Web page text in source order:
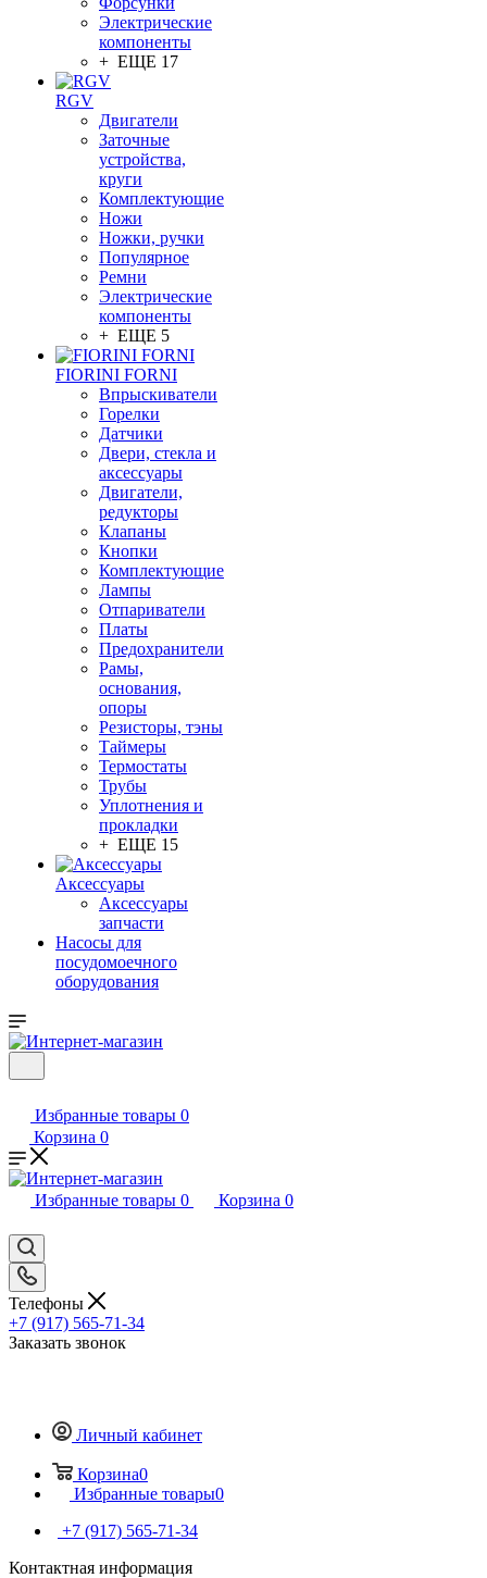
Электрические
компоненты
+ ЕЩЕ 17
RGV
Двигатели
Заточные
устройства,
круги
Комплектующие
Ножи
Ножки, ручки
Популярное
Ремни
Электрические
компоненты
+ ЕЩЕ 5
FIORINI FORNI
Впрыскиватели
Горелки
Датчики
Двери, стекла и
аксессуары
Двигатели,
редукторы
Клапаны
Кнопки
Комплектующие
Лампы
Отпариватели
Платы
Предохранители
Рамы,
основания,
опоры
Резисторы, тэны
Таймеры
Термостаты
Трубы
Уплотнения и
прокладки
+ ЕЩЕ 15
Аксессуары
Аксессуары
запчасти
Насосы для
посудомоечного
оборудования
Избранные товары 0
Корзина 0
Избранные товары 0 Корзина 0
Телефоны
+7 (917) 565-71-34
Заказать звонок
Личный кабинет
Корзина0
Избранные товары0
+7 (917) 565-71-34
Контактная информация